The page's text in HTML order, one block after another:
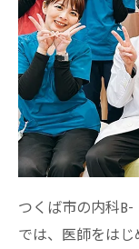
つくば市の内科
では、医師をは